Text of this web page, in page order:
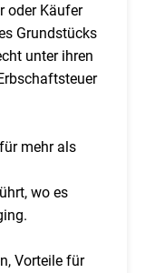
oder Käufer
Grundstücks
unter ihren
mehr als
wo es
Vorteile für